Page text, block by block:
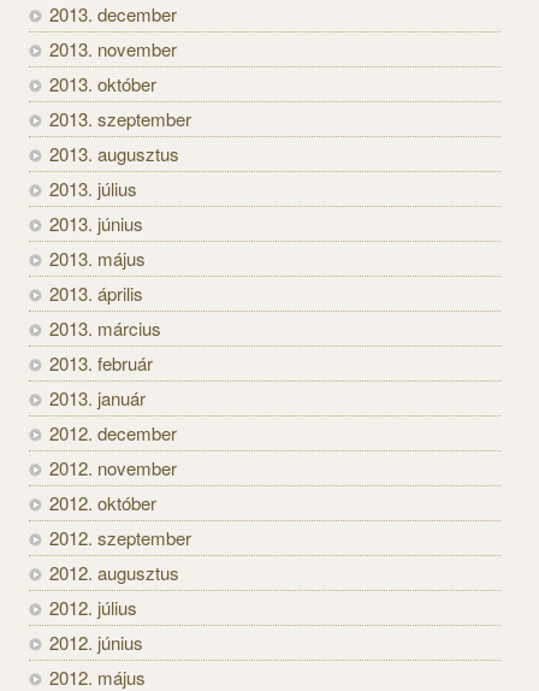
2013. december
2013. november
2013. október
2013. szeptember
2013. augusztus
2013. július
2013. június
2013. május
2013. április
2013. március
2013. február
2013. január
2012. december
2012. november
2012. október
2012. szeptember
2012. augusztus
2012. július
2012. június
2012. május